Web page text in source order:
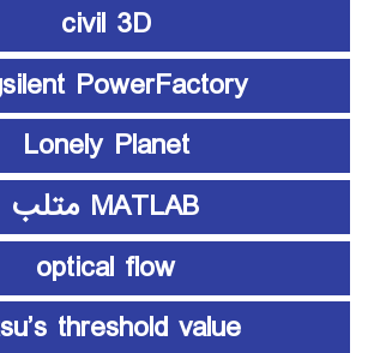
civil 3D
PowerFactory
Lonely Planet
MATLAB متلب
optical flow
threshold value